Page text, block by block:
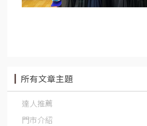
所有文章主題
達人推薦
門市介紹